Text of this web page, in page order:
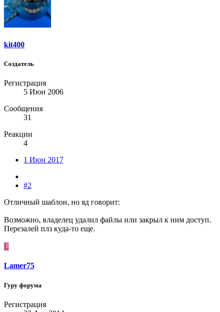
kit400
Создатель
Регистрация
5 Июн 2006
Сообщения
31
Реакции
4
1 Июн 2017
#2
Отличный шаблон, но яд говорит:
Возможно, владелец удалил файлы или закрыл к ним доступ.
Перезалей плз куда-то еще.
L
Lamer75
Гуру форума
Регистрация